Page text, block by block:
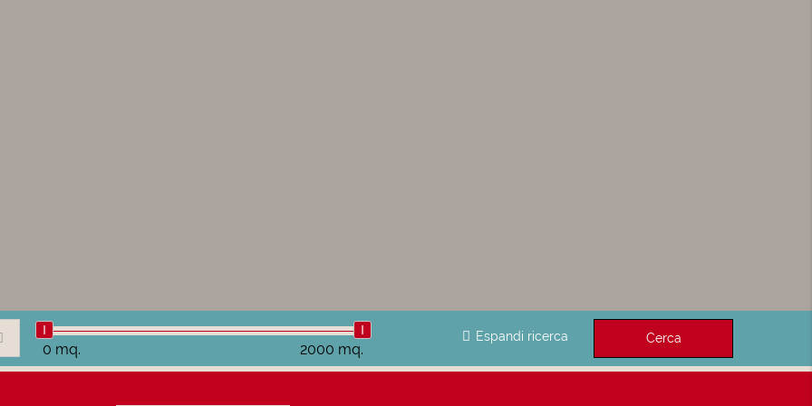
Espandi ricerca Cerca